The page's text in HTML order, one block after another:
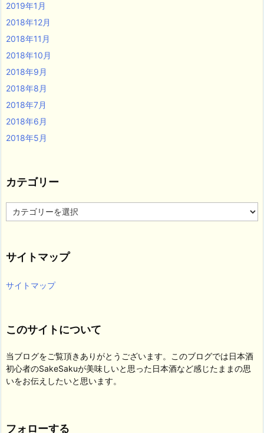
2019年1月
2018年12月
2018年11月
2018年10月
2018年9月
2018年8月
2018年7月
2018年6月
2018年5月
カテゴリー
テ
ー
サイトマップ
サイトマップ
このサイトについて
当ブログをご覧頂きありがとうございます。このブログでは日本酒
初心者のSakeSakuが美味しいと思った日本酒など感じたままの思
いをお伝えしたいと思います。
フォローする